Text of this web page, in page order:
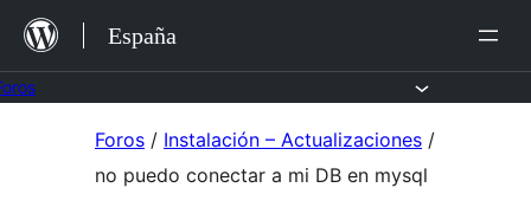
Saltar
contenido
España
Foros / Instalación – Actualizaciones /
no puedo conectar a mi DB en mysql